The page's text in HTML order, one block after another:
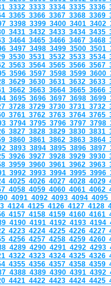
3332 3333 3334 3335 3336
3365 3366 3367 3368 3369
3398 3399 3400 3401 3402
3431 3432 3433 3434 3435
3464 3465 3466 3467 3468
3497 3498 3499 3500 3501
3530 3531 3532 3533 3534
3563 3564 3565 3566 3567
3596 3597 3598 3599 3600
3629 3630 3631 3632 3633
3662 3663 3664 3665 3666
3695 3696 3697 3698 3699
3728 3729 3730 3731 3732
3761 3762 3763 3764 3765
3794 3795 3796 3797 3798
3827 3828 3829 3830 3831
3860 3861 3862 3863 3864
3893 3894 3895 3896 3897
3926 3927 3928 3929 3930
3959 3960 3961 3962 3963
3992 3993 3994 3995 3996
4025 4026 4027 4028 4029
4058 4059 4060 4061 4062
4091 4092 4093 4094 4095
4124 4125 4126 4127 4128
4157 4158 4159 4160 4161
4190 4191 4192 4193 4194
4223 4224 4225 4226 4227
4256 4257 4258 4259 4260
4289 4290 4291 4292 4293
4322 4323 4324 4325 4326
4355 4356 4357 4358 4359
4388 4389 4390 4391 4392
4421 4422 4423 4424 4425